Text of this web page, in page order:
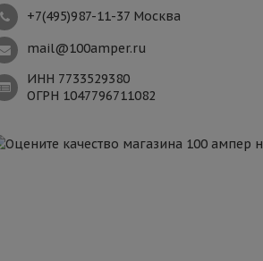
+7(495)987-11-37 Москва
mail@100amper.ru
ИНН 7733529380
ОГРН 1047796711082